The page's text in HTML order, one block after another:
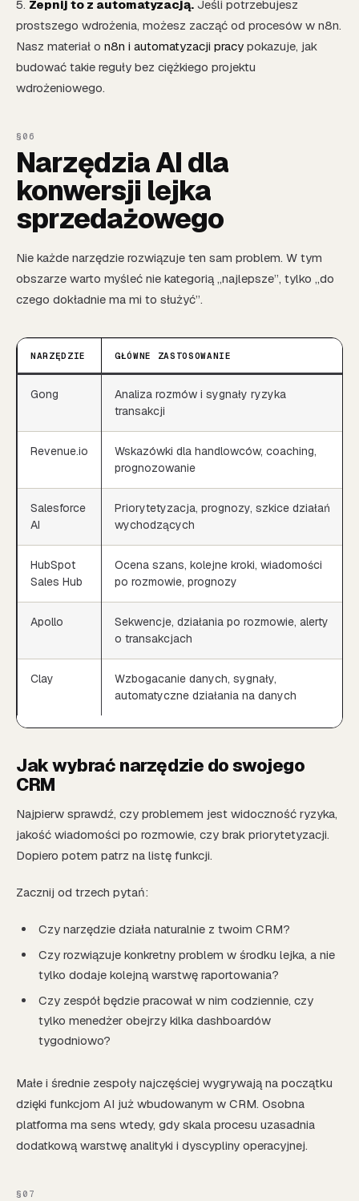
5. Zepnij to z automatyzacją. Jeśli potrzebujesz
prostszego wdrożenia, możesz zacząć od procesów w n8n.
Nasz materiał o n8n i automatyzacji pracy pokazuje, jak
budować takie reguły bez ciężkiego projektu
wdrożeniowego.
Narzędzia AI dla
konwersji lejka
sprzedażowego
Nie każde narzędzie rozwiązuje ten sam problem. W tym
obszarze warto myśleć nie kategorią „najlepsze”, tylko „do
czego dokładnie ma mi to służyć”.
NARZĘDZIE GŁÓWNE ZASTOSOWANIE
Gong
Analiza rozmów i sygnały ryzyka
transakcji
Revenue.io
Wskazówki dla handlowców, coaching,
prognozowanie
Salesforce
AI
Priorytetyzacja, prognozy, szkice działań
wychodzących
HubSpot
Sales Hub
Ocena szans, kolejne kroki, wiadomości
po rozmowie, prognozy
Apollo
Sekwencje, działania po rozmowie, alerty
o transakcjach
Clay
Wzbogacanie danych, sygnały,
automatyczne działania na danych
Jak wybrać narzędzie do swojego
CRM
Najpierw sprawdź, czy problemem jest widoczność ryzyka,
jakość wiadomości po rozmowie, czy brak priorytetyzacji.
Dopiero potem patrz na listę funkcji.
Zacznij od trzech pytań:
Czy narzędzie działa naturalnie z twoim CRM?
Czy rozwiązuje konkretny problem w środku lejka, a nie
tylko dodaje kolejną warstwę raportowania?
Czy zespół będzie pracował w nim codziennie, czy
tylko menedżer obejrzy kilka dashboardów
tygodniowo?
Małe i średnie zespoły najczęściej wygrywają na początku
dzięki funkcjom AI już wbudowanym w CRM. Osobna
platforma ma sens wtedy, gdy skala procesu uzasadnia
dodatkową warstwę analityki i dyscypliny operacyjnej.